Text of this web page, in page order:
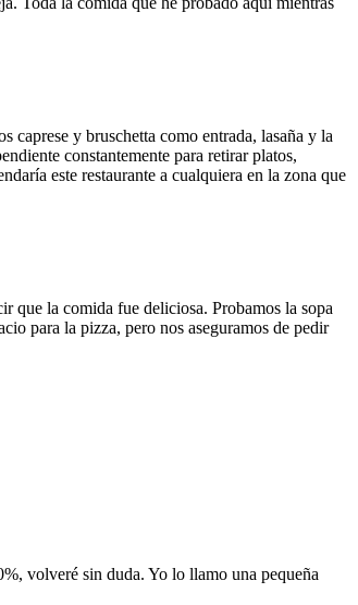
caprese y bruschetta como entrada, lasaña y la
constantemente para retirar platos,
este restaurante a cualquiera en la zona que
que la comida fue deliciosa. Probamos la sopa
para la pizza, pero nos aseguramos de pedir
volveré sin duda. Yo lo llamo una pequeña